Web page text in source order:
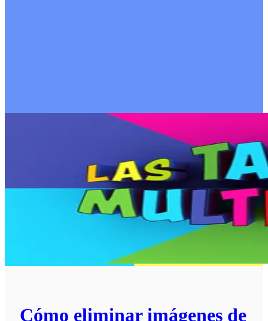
Cómo eliminar imágenes de